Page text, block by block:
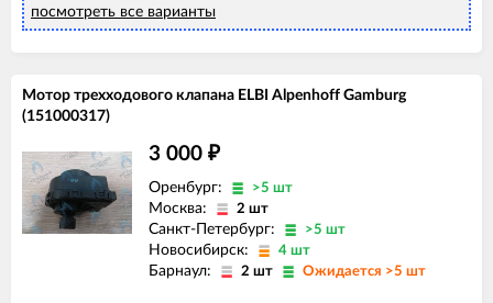
посмотреть все варианты
Мотор трехходового клапана ELBI Alpenhoff Gamburg
(151000317)
3 000 ₽
Оренбург: >5 шт
Москва: 2 шт
Санкт-Петербург: >5 шт
Новосибирск: 4 шт
Барнаул: 2 шт Ожидается >5 шт